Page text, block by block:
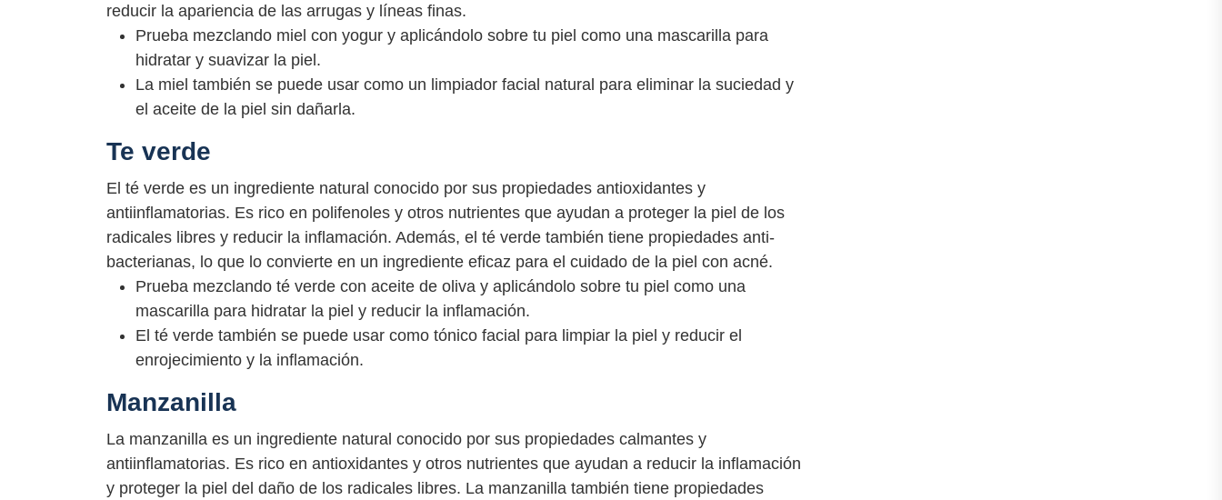
reducir la apariencia de las arrugas y líneas finas.
Prueba mezclando miel con yogur y aplicándolo sobre tu piel como una mascarilla para
hidratar y suavizar la piel.
La miel también se puede usar como un limpiador facial natural para eliminar la suciedad y
el aceite de la piel sin dañarla.
Te verde
El té verde es un ingrediente natural conocido por sus propiedades antioxidantes y
antiinflamatorias. Es rico en polifenoles y otros nutrientes que ayudan a proteger la piel de los
radicales libres y reducir la inflamación. Además, el té verde también tiene propiedades anti-
bacterianas, lo que lo convierte en un ingrediente eficaz para el cuidado de la piel con acné.
Prueba mezclando té verde con aceite de oliva y aplicándolo sobre tu piel como una
mascarilla para hidratar la piel y reducir la inflamación.
El té verde también se puede usar como tónico facial para limpiar la piel y reducir el
enrojecimiento y la inflamación.
Manzanilla
La manzanilla es un ingrediente natural conocido por sus propiedades calmantes y
antiinflamatorias. Es rico en antioxidantes y otros nutrientes que ayudan a reducir la inflamación
y proteger la piel del daño de los radicales libres. La manzanilla también tiene propiedades